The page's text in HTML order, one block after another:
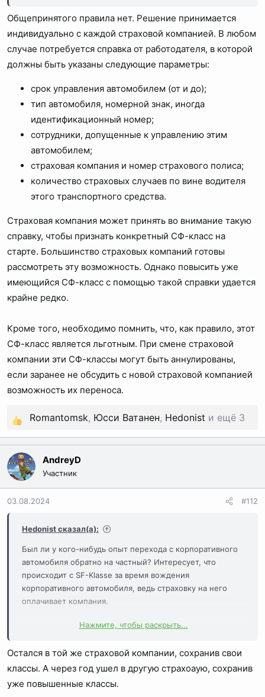
чтобы уменьшить стоимость страховки на личный
автомобиль - существуют инструменты для этого?
Общепринятого правила нет. Решение принимается
индивидуально с каждой страховой компанией. В любом
случае потребуется справка от работодателя, в которой
должны быть указаны следующие параметры:
срок управления автомобилем (от и до);
тип автомобиля, номерной знак, иногда
идентификационный номер;
сотрудники, допущенные к управлению этим
автомобилем;
страховая компания и номер страхового полиса;
количество страховых случаев по вине водителя
этого транспортного средства.
Страховая компания может принять во внимание такую
справку, чтобы признать конкретный СФ-класс на
старте. Большинство страховых компаний готовы
рассмотреть эту возможность. Однако повысить уже
имеющийся СФ-класс с помощью такой справки удается
крайне редко.
Кроме того, необходимо помнить, что, как правило, этот
СФ-класс является льготным. При смене страховой
компании эти СФ-классы могут быть аннулированы,
если заранее не обсудить с новой страховой компанией
возможность их переноса.
Р
е
а
к
ц
Romantomsk, Юсси Ватанен, Hedonist и ещё 3
AndreyD
Участник
03.08.2024 #112
Hedonist сказал(а):
Был ли у кого-нибудь опыт перехода с корпоративного
автомобиля обратно на частный? Интересует, что
происходит с SF-Klasse за время вождения
корпоративного автомобиля, ведь страховку на него
оплачивает компания.
В идеале хотелось бы зачесть безаварийную езду на
чтобы уменьшить стоимость страховки на личный
автомобиль - существуют инструменты для этого?
Нажмите, чтобы раскрыть...
Остался в той же страховой компании, сохранив свои
классы. А через год ушел в другую страхоаую, сохранив
уже повышенные классы.